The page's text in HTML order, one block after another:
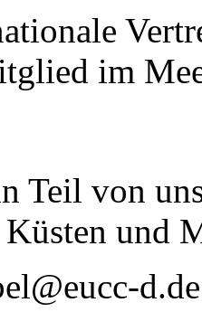
im
Teil von
und
d.de